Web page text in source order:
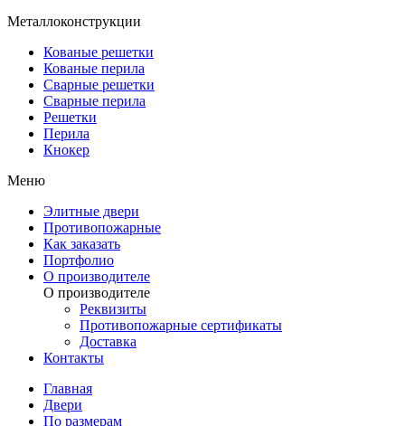
Металлоконструкции
Кованые решетки
Кованые перила
Сварные решетки
Сварные перила
Решетки
Перила
Кнокер
Меню
Элитные двери
Противопожарные
Как заказать
Портфолио
О производителе
О производителе
Реквизиты
Противопожарные сертификаты
Доставка
Контакты
Главная
Двери
По размерам